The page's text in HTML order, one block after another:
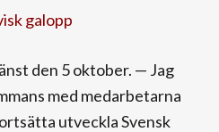
galopp
den 5 oktober. — Jag
med medarbetarna
utveckla Svensk